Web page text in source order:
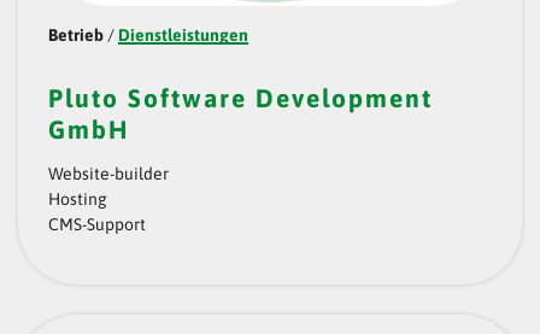
Betrieb / Dienstleistungen
Pluto Software Development
GmbH
Website-builder
Hosting
CMS-Support